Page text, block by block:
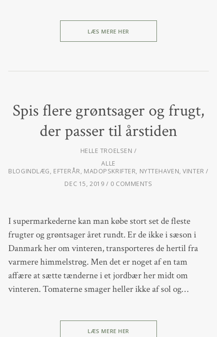
LÆS MERE HER
Spis flere grøntsager og frugt,
der passer til årstiden
HELLE TROELSEN
ALLE
BLOGINDLÆG, EFTERÅR, MADOPSKRIFTER, NYTTEHAVEN,VINTER
DEC 15, 2019
0 COMMENTS
I supermarkederne kan man købe stort set de fleste
frugter og grøntsager året rundt. Er de ikke i sæson i
Danmark her om vinteren, transporteres de hertil fra
varmere himmelstrøg. Men det er noget af en tam
affære at sætte tænderne i et jordbær her midt om
vinteren. Tomaterne smager heller ikke af sol og…
LÆS MERE HER